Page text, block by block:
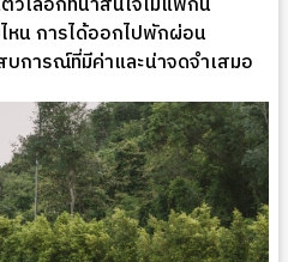
หน การได้ออกไปพักผ่อน
บการณ์ที่มีค่าและน่าจดจำเสมอ